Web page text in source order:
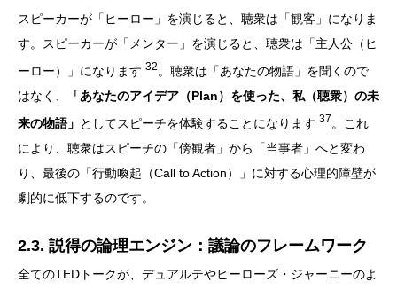
スピーカーが「ヒーロー」を演じると、聴衆は「観客」になりま
す。スピーカーが「メンター」を演じると、聴衆は「主人公（ヒ
ーロー）」になります 32 。聴衆は「あなたの物語」を聞くので
はなく、
「あなたのアイデア（Plan）を使った、私（聴衆）の未
来の物語」 としてスピーチを体験することになります 37 。これ
により、聴衆はスピーチの「傍観者」から「当事者」へと変わ
り、最後の「行動喚起（Call to Action）」に対する心理的障壁が
劇的に低下するのです。
2.3. 説得の論理エンジン：議論のフレームワーク
全てのTEDトークが、デュアルテやヒーローズ・ジャーニーのよ